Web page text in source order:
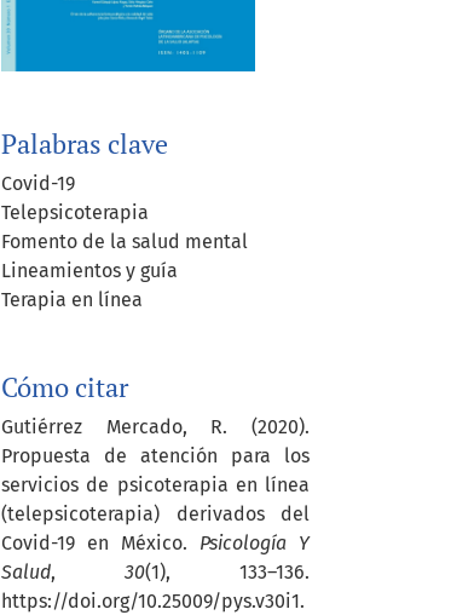
Palabras clave
Covid-19
Telepsicoterapia
Fomento de la salud mental
Lineamientos y guía
Terapia en línea
Cómo citar
Gutiérrez Mercado, R. (2020).
Propuesta de atención para los
servicios de psicoterapia en línea
(telepsicoterapia) derivados del
Covid-19 en México. Psicología Y
Salud, 30(1), 133–136.
https://doi.org/10.25009/pys.v30i1.